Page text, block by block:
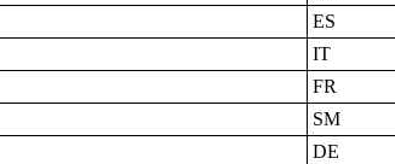
ES
IT
FR
SM
DE